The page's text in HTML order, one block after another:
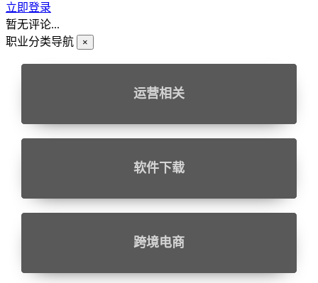
立即登录
暂无评论...
职业分类导航
×
运营相关
软件下载
跨境电商